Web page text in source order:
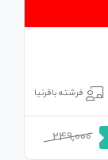
فرشته باقرنیا
249,000